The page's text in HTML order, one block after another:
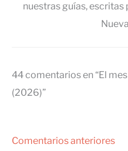
nuestras guías, escritas
44 comentarios en “El
(2026)”
Comentarios
Comentarios anteriores